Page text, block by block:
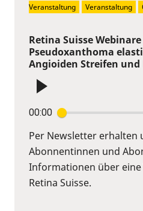
Retina Suisse
Pseudoxanthoma
Angioiden Streifen
00:00
Per Newsletter erhalten
Abonnentinnen und
Informationen über
Retina Suisse.
Veranstaltung
Veranstaltung